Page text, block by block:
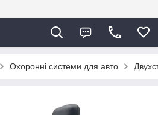
Охоронні системи для авто